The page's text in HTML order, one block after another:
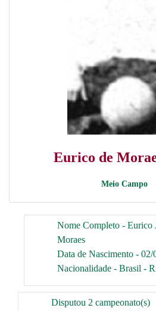
Eurico de
Meio Campo
Nome Completo - Eurico
Moraes
Data de Nascimento - 02/
Nacionalidade - Brasil -
Disputou 2 campeonato(s)